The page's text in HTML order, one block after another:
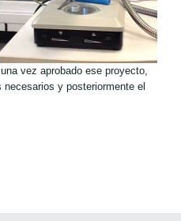
vez aprobado ese proyecto,
y posteriormente el